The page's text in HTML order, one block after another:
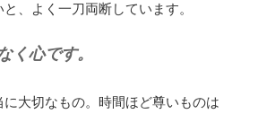
、よく一刀両断しています。
く心です。
に大切なもの。時間ほど尊いものは